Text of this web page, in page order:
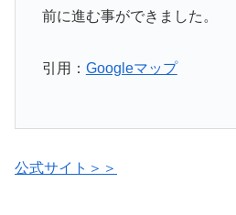
前に進む事ができました。
引用： Googleマップ
公式サイト＞＞